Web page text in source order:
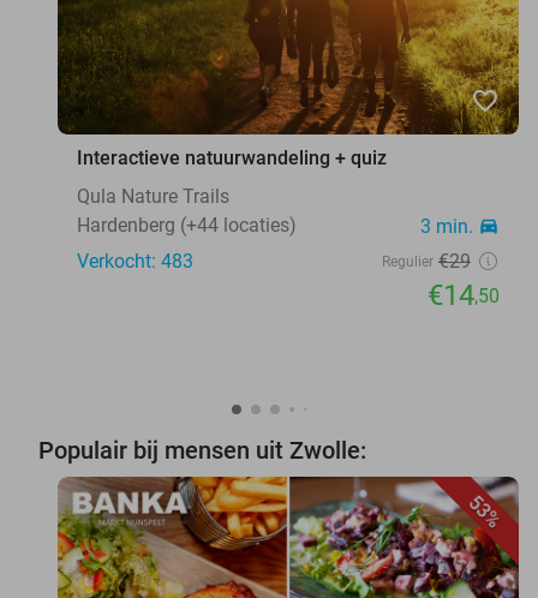
favorite_border
Interactieve natuurwandeling + quiz
Qula Nature Trails
Hardenberg (+44 locaties)
3 min. directions_car
Verkocht: 483 Regulier €29
€14,50
Populair bij mensen uit Zwolle:
53%